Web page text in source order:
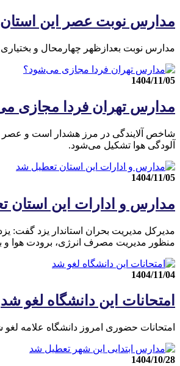
مدارس نوبت عصر این
مدارس نوبت بعدازظهر چهارمحال و
1404/11/05
مدارس تهران فردا مجازی
شاخص آلایندگی در مرز هشدار است و عصر
آلودگی هوا تشکیل می‌شود.
1404/11/05
مدارس و ادارات این استان
منظور مدیریت مصرف انرژی، برودت هوا و
1404/11/04
امتحانات این دانشگاه لغو شد
امتحانات حضوری امروز دانشگاه علامه لغو
1404/10/28